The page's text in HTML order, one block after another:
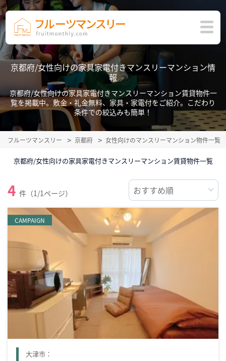
京都府/女性向けの家具家電付きマンスリーマンション情
報
京都府/女性向けの家具家電付きマンスリーマンション賃貸物件一
覧を掲載中。敷金・礼金無料、家具・家電付をご紹介。こだわり
条件での絞込みも簡単！
フルーツマンスリー 京都府 女性向けのマンスリーマンション物件一覧
京都府/女性向けの家具家電付きマンスリーマンション賃貸物件一覧
4 件（1/1ページ）
CAMPAIGN
大津市：